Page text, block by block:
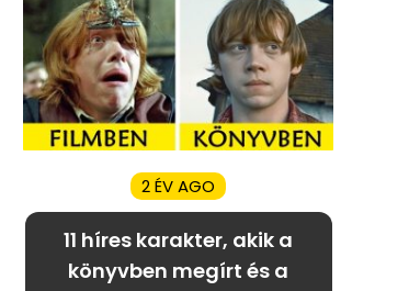
2 ÉV AGO
11 híres karakter, akik a
könyvben megírt és a